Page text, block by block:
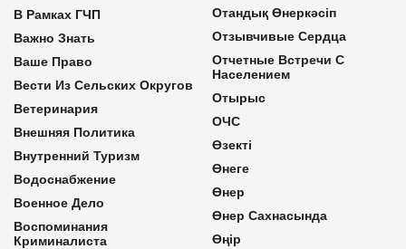
В Рамках ГЧП
Важно Знать
Ваше Право
Вести Из Сельских Округов
Ветеринария
Внешняя Политика
Внутренний Туризм
Водоснабжение
Военное Дело
Воспоминания
Криминалиста
Отандық Өнеркәсіп
Отзывчивые Сердца
Отчетные Встречи С
Населением
Отырыс
ОЧС
Өзекті
Өнеге
Өнер
Өнер Сахнасында
Өңір